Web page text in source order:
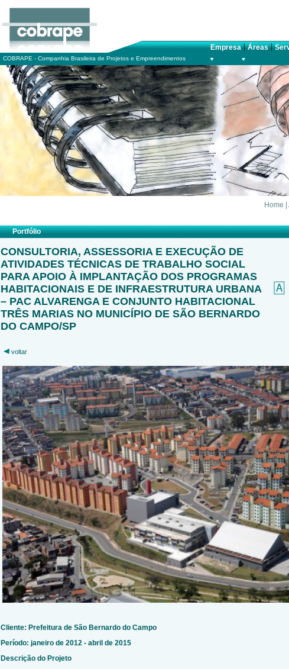
Empresa|Áreas|
COBRAPE - Companhia Brasileira de Projetos e Empreendimentos
Home
Portfólio
CONSULTORIA, ASSESSORIA E EXECUÇÃO DE
ATIVIDADES TÉCNICAS DE TRABALHO SOCIAL
PARA APOIO À IMPLANTAÇÃO DOS PROGRAMAS
HABITACIONAIS E DE INFRAESTRUTURA URBANA
– PAC ALVARENGA E CONJUNTO HABITACIONAL
TRÊS MARIAS NO MUNICÍPIO DE SÃO BERNARDO
DO CAMPO/SP
voltar
Cliente: Prefeitura de São Bernardo do Campo
Período: janeiro de 2012 - abril de 2015
Descrição do Projeto